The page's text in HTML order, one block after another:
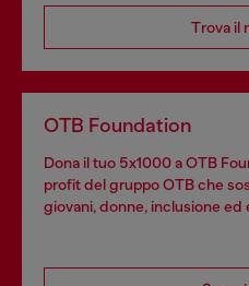
Trova il
OTB Foundation
Dona il tuo 5x1000 a OTB
profit del gruppo OTB che
giovani, donne, inclusione